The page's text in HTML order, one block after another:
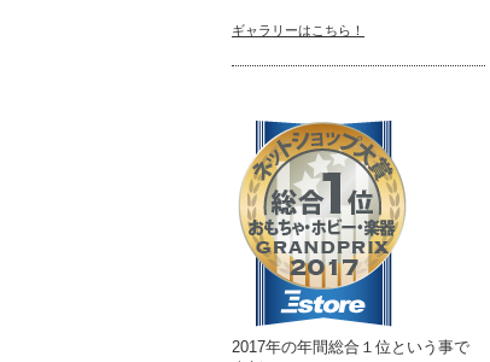
ギャラリーはこちら！
2017年の年間総合１位という事で